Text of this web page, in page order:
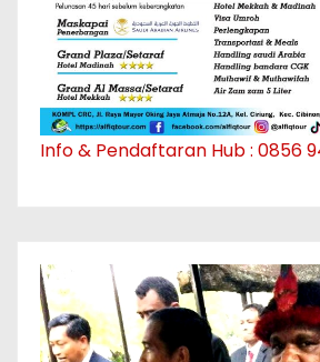
Info & Pendaftaran Hub : 0856